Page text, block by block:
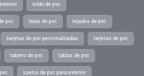
toldo de pvc
pvc tejas de pvc tejados de pvc
tarjetas de pvc personalizadas tarjetas de pvc
tablero de pvc tablas de pvc
suelos de pvc para exterior